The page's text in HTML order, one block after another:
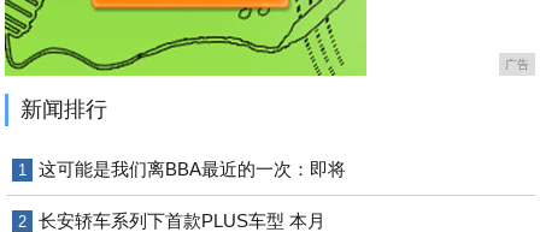
广告
新闻排行
1 这可能是我们离BBA最近的一次：即将
2 长安轿车系列下首款PLUS车型 本月